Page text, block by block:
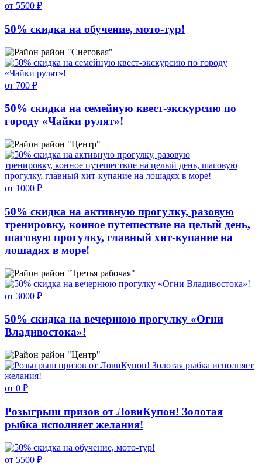
от 5500 ₽
50% скидка на обучение, мото-тур!
район "Снеговая"
от 700 ₽
50% скидка на семейную квест-экскурсию по
городу «Чайки рулят»!
район "Центр"
от 1000 ₽
50% скидка на активную прогулку, разовую
тренировку, конное путешествие на целый день,
шаговую прогулку, главный хит-купание на
лошадях в море!
район "Третья рабочая"
от 3000 ₽
50% скидка на вечернюю прогулку «Огни
Владивостока»!
район "Центр"
от 0 ₽
Розыгрыш призов от ЛовиКупон! Золотая
рыбка исполняет желания!
от 5500 ₽